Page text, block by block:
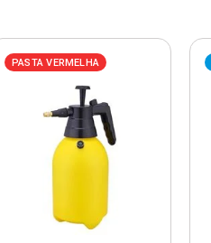
PASTA VERMELHA